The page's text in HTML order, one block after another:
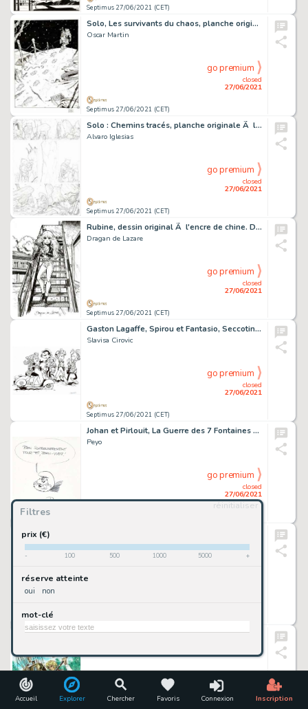
Accueil Explorer Chercher Favoris Connexion Inscription
Filtres
réinitialiser
prix (€)
- 100 500 1000 5000 +
réserve atteinte
oui non
mot-clé
Septimus 27/06/2021 (CET)
Solo, Les survivants du chaos, planche originale Ã …
Oscar Martin
Septimus 27/06/2021 (CET)
closed
27/06/2021
go premium
Solo : Chemins tracés, planche originale Ã la mine de…
Alvaro Iglesias
Septimus 27/06/2021 (CET)
closed
27/06/2021
go premium
Rubine, dessin original Ã l'encre de chine. Dimensions…
Dragan de Lazare
Septimus 27/06/2021 (CET)
closed
27/06/2021
go premium
Gaston Lagaffe, Spirou et Fantasio, Seccotine, dessin…
Slavisa Cirovic
Septimus 27/06/2021 (CET)
closed
27/06/2021
go premium
Johan et Pirlouit, La Guerre des 7 Fontaines en réédition de 1967, agrémenté d'une dédicace au feutr…
Peyo
closed
27/06/2021
go premium
Dupa
27/06/2021
go premium